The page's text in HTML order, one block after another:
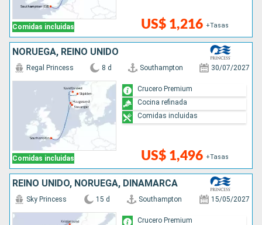
Comidas incluidas US$ 1,216 +Tasas
NORUEGA, REINO UNIDO
Comidas incluidas
Regal Princess 8 d Southampton 30/07/2027
US$ 1,496 +Tasas
Crucero Premium
Cocina refinada
Comidas incluidas
REINO UNIDO, NORUEGA, DINAMARCA
Sky Princess 15 d Southampton 15/05/2027
Crucero Premium